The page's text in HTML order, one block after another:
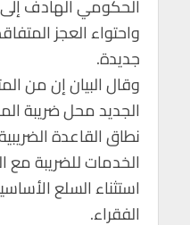
الحكومي الهادف
واحتواء العجز
جديدة.
وقال البيان إن من
الجديد محل ضريبة
نطاق القاعدة
الخدمات للضريبة
استثناء السلع
الفقراء.